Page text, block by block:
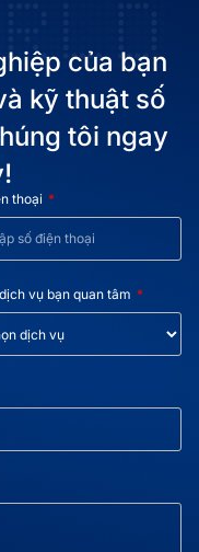
của bạn
kỹ thuật số
tôi ngay
thoại
vụ bạn quan tâm